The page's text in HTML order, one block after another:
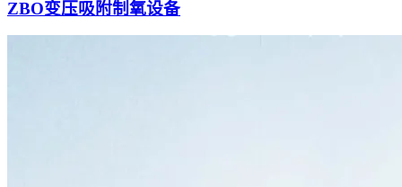
ZBO变压吸附制氧设备